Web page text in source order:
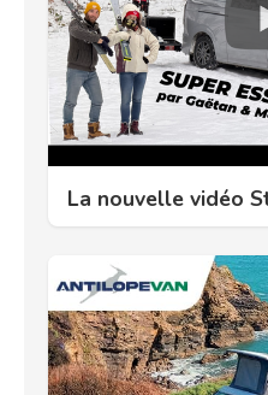
La nouvelle vidéo